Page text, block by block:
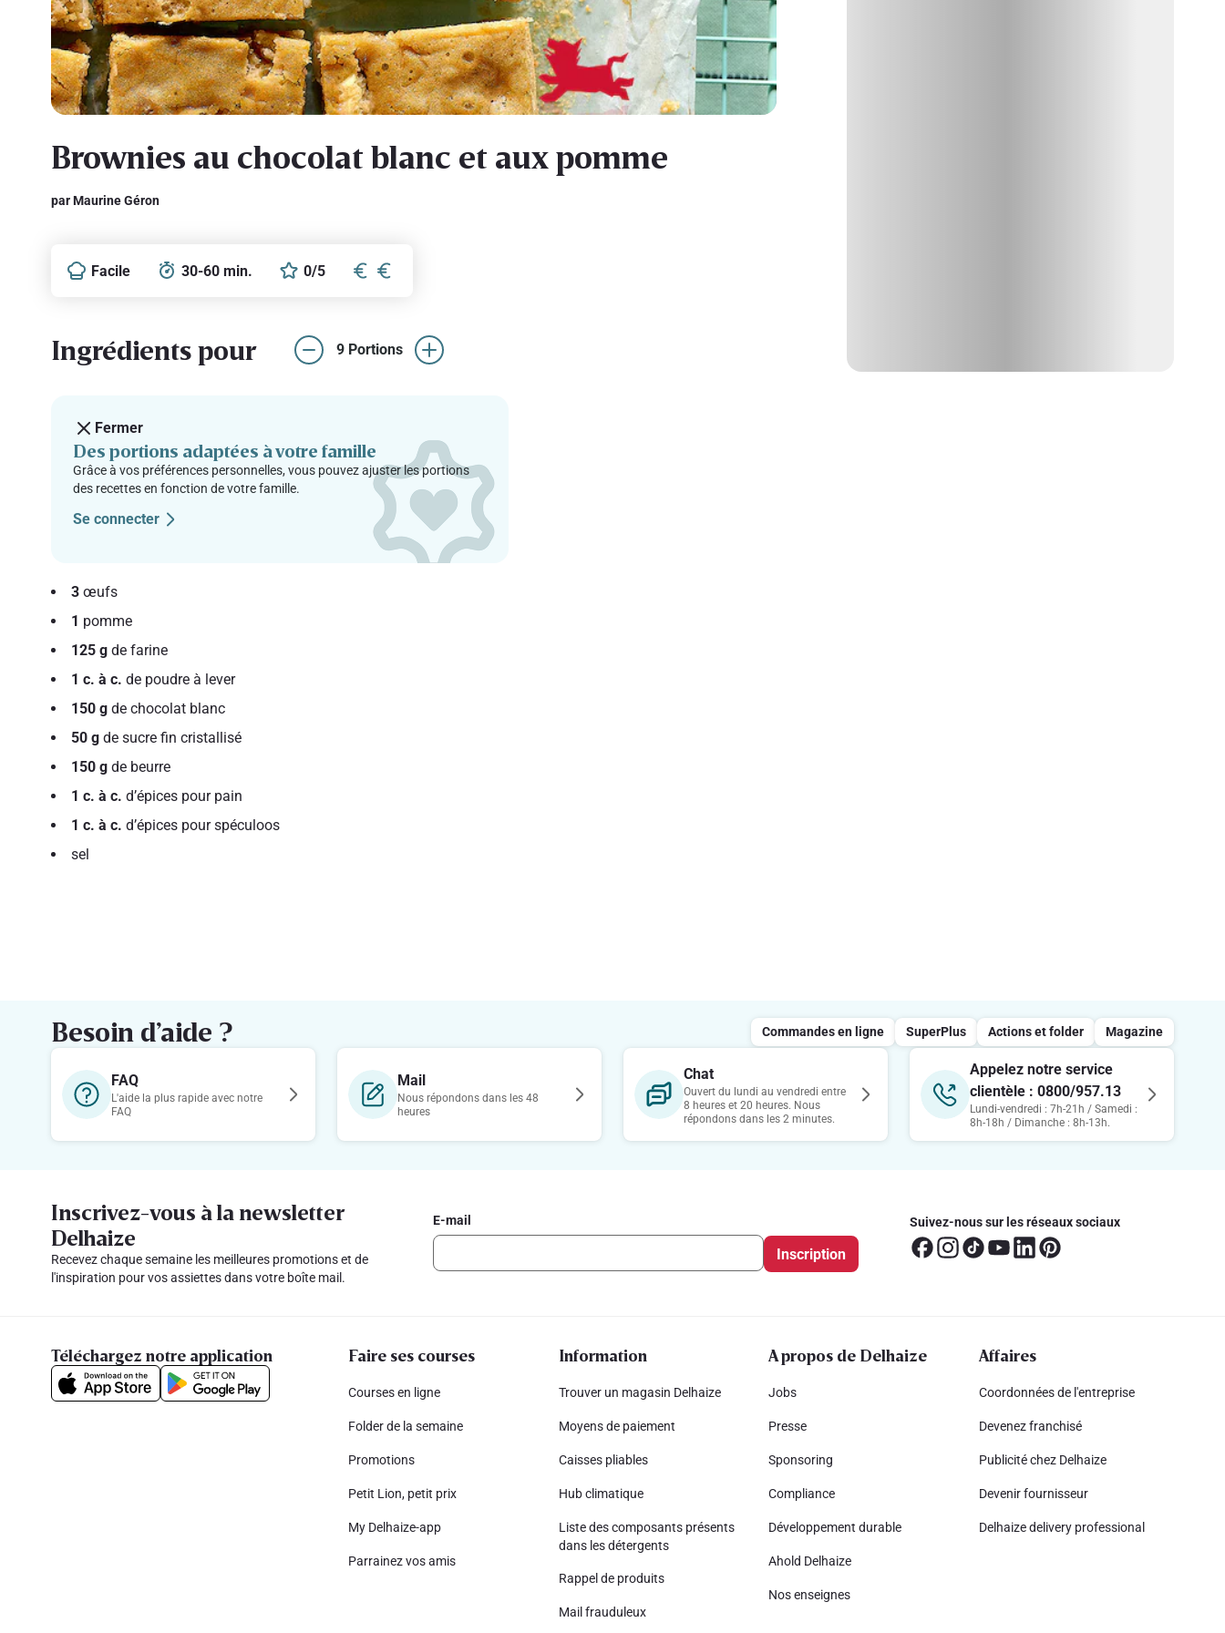
Brownies au chocolat blanc et aux pomme
par Maurine Géron
Facile 30-60 min. 0/5
Ingrédients pour 9 Portions
Fermer
Des portions adaptées à votre famille
Grâce à vos préférences personnelles, vous pouvez ajuster les portions
des recettes en fonction de votre famille.
Se connecter
3œufs
1 pomme
125 g de farine
1 c. à c. de poudre à lever
150 g de chocolat blanc
50 g de sucre fin cristallisé
150 g de beurre
1 c. à c. d’épices pour pain
1 c. à c. d’épices pour spéculoos
sel
Besoin d’aide ? Commandes en ligne SuperPlus Actions et folder Magazine
FAQ
L'aide la plus rapide avec notre
FAQ
Mail
Nous répondons dans les 48
heures
Chat
Ouvert du lundi au vendredi entre
8 heures et 20 heures. Nous
répondons dans les 2 minutes.
Appelez notre service
clientèle : 0800/957.13
Lundi-vendredi : 7h-21h / Samedi :
8h-18h / Dimanche : 8h-13h.
Inscrivez-vous à la newsletter
Delhaize
Recevez chaque semaine les meilleures promotions et de
l'inspiration pour vos assiettes dans votre boîte mail.
E-mail
Inscription
Suivez-nous sur les réseaux sociaux
Téléchargez notre application Faire ses courses
Courses en ligne
Folder de la semaine
Promotions
Petit Lion, petit prix
My Delhaize-app
Parrainez vos amis
Information
Trouver un magasin Delhaize
Moyens de paiement
Caisses pliables
Hub climatique
Liste des composants présents
dans les détergents
Rappel de produits
Mail frauduleux
A propos de Delhaize
Jobs
Presse
Sponsoring
Compliance
Développement durable
Ahold Delhaize
Nos enseignes
Affaires
Coordonnées de l'entreprise
Devenez franchisé
Publicité chez Delhaize
Devenir fournisseur
Delhaize delivery professional